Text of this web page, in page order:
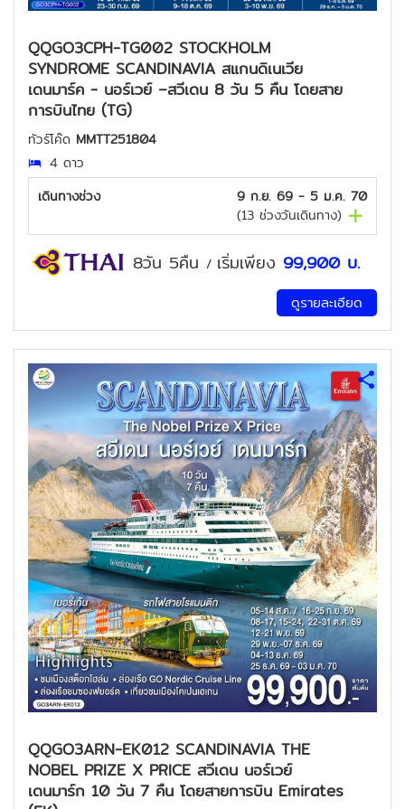
QQGO3CPH-TG002 STOCKHOLM
SYNDROME SCANDINAVIA สแกนดิเนเวีย
เดนมาร์ค - นอร์เวย์ –สวีเดน 8 วัน 5 คืน โดยสาย
การบินไทย (TG)
ทัวร์โค๊ด MMTT251804
4 ดาว
เดินทางช่วง
9 ก.ย. 69 - 5 ม.ค. 70
(13 ช่วงวันเดินทาง)
8วัน 5คืน / เริ่มเพียง 99,900 บ.
ดูรายละเอียด
QQGO3ARN-EK012 SCANDINAVIA THE
NOBEL PRIZE X PRICE สวีเดน นอร์เวย์
เดนมาร์ก 10 วัน 7 คืน โดยสายการบิน Emirates